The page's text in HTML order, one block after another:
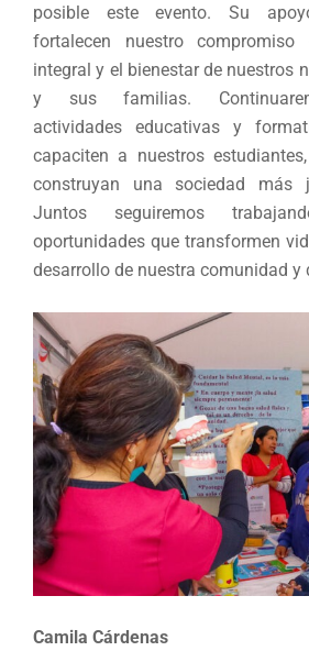
posible este evento. Su
fortalecen nuestro
integral y el bienestar de nuestros
y sus familias.
actividades educativas y
capaciten a nuestros
construyan una sociedad más
Juntos seguiremos
oportunidades que transformen
desarrollo de nuestra comunidad y
Camila Cárdenas